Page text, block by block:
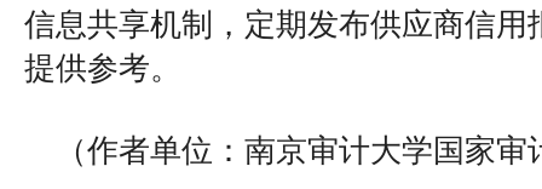
信息共享机制，定期发布供应商信用
提供参考。
（作者单位：南京审计大学国家审